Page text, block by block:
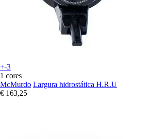
+-3
1 cores
McMurdo Largura hidrostática H.R.U
€ 163,25